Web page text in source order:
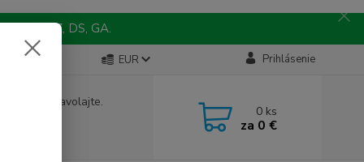
TO, NZ, DS, GA.
EUR Prihlásenie
si rady? Zavolajte.
0 ks
za 0 €